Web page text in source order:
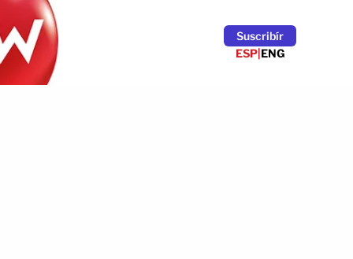
Suscribír
ESP|ENG